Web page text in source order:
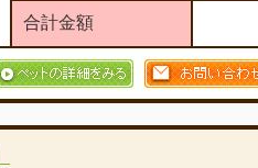
合計金額